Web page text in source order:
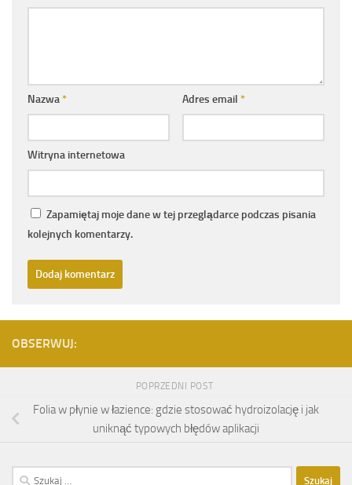
Nazwa* Adres email *
Witryna internetowa
Zapamiętaj moje dane w tej przeglądarce podczas pisania
kolejnych komentarzy.
OBSERWUJ:
POPRZEDNI POST
Folia w płynie w łazience: gdzie stosować hydroizolację i jak
uniknąć typowych błędów aplikacji
Szukaj: